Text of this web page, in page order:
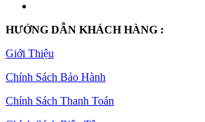
HƯỚNG DẪN KHÁCH HÀNG :
Giới Thiệu
Chính Sách Bảo Hành
Chính Sách Thanh Toán